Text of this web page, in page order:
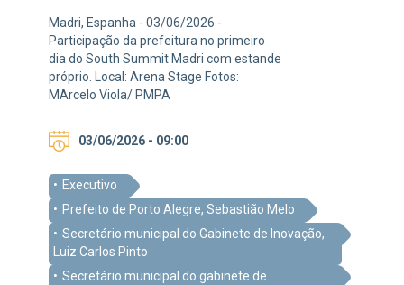
Madri, Espanha - 03/06/2026 -
Participação da prefeitura no primeiro
dia do South Summit Madri com estande
próprio. Local: Arena Stage Fotos:
MArcelo Viola/ PMPA
03/06/2026 - 09:00
Executivo
Prefeito de Porto Alegre, Sebastião Melo
Secretário municipal do Gabinete de Inovação,
Luiz Carlos Pinto
Secretário municipal do gabinete de